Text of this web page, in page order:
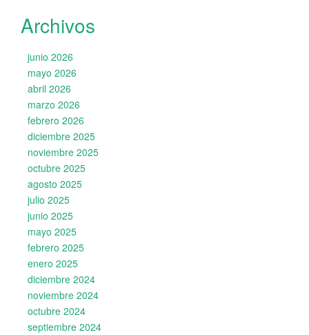
Archivos
junio 2026
mayo 2026
abril 2026
marzo 2026
febrero 2026
diciembre 2025
noviembre 2025
octubre 2025
agosto 2025
julio 2025
junio 2025
mayo 2025
febrero 2025
enero 2025
diciembre 2024
noviembre 2024
octubre 2024
septiembre 2024